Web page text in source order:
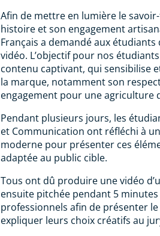
Afin de mettre en lumière le
histoire et son engagement
Français a demandé aux étudiants
vidéo. L’objectif pour nos
contenu captivant, qui sensibilise
la marque, notamment son
engagement pour une agriculture
Pendant plusieurs jours, les
et Communication ont réfléchi à
moderne pour présenter ces
adaptée au public cible.
Tous ont dû produire une vidéo
ensuite pitchée pendant 5
professionnels afin de présenter
expliquer leurs choix créatifs au